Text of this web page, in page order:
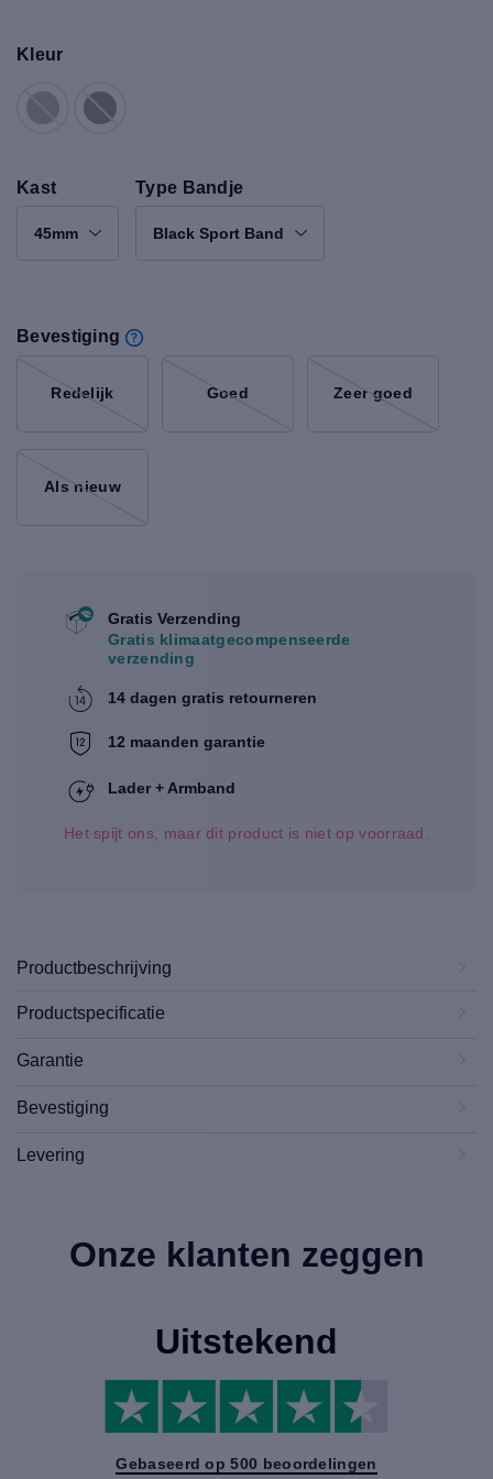
Kleur
Kast
45mm
Type Bandje
Black Sport Band
Bevestiging
Redelijk Goed Zeer goed
Als nieuw
Gratis Verzending
Gratis klimaatgecompenseerde
verzending
14 dagen gratis retourneren
12 maanden garantie
Lader + Armband
Het spijt ons, maar dit product is niet op voorraad.
Productbeschrijving
Productspecificatie
Garantie
Bevestiging
Levering
Onze klanten zeggen
Uitstekend
Gebaseerd op 500 beoordelingen